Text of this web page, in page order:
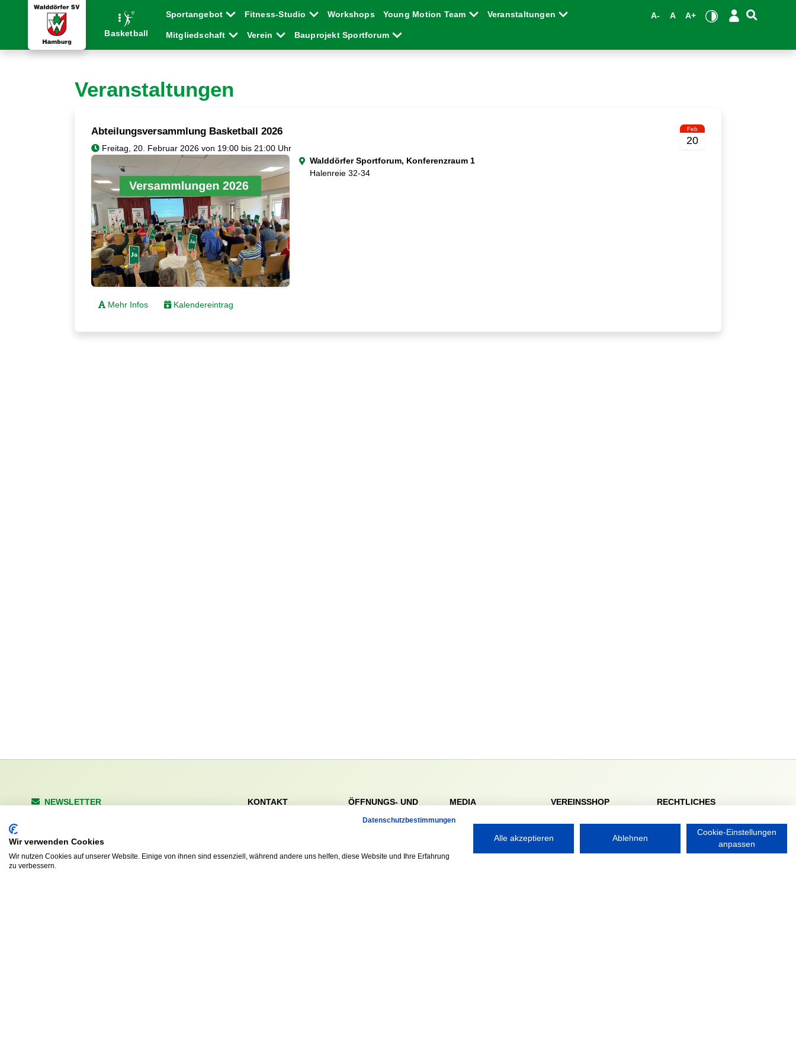
Basketball
Sportangebot Fitness-Studio Workshops Young Motion Team Veranstaltungen
Mitgliedschaft Verein Bauprojekt Sportforum
A- A A+
Veranstaltungen
Abteilungsversammlung Basketball 2026
Freitag, 20. Februar 2026 von 19:00 bis 21:00 Uhr
Feb
20
Walddörfer Sportforum, Konferenzraum 1
Halenreie 32-34
Mehr Infos Kalendereintrag
NEWSLETTER
KONTAKT
Tel. 040 / 64 50 62 - 0
ÖFFNUNGS- UND
Sa. & So. 9:00 – 19:00
MEDIA VEREINSSHOP
Nordsport.store
RECHTLICHES
Datenschutzerklärung
Datenschutzbestimmungen
Wir verwenden Cookies
Wir nutzen Cookies auf unserer Website. Einige von ihnen sind essenziell, während andere uns helfen, diese Website und Ihre Erfahrung
zu verbessern.
Alle akzeptieren Ablehnen
Cookie-Einstellungen
anpassen